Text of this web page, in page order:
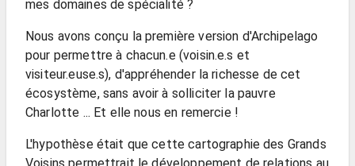
mes domaines de spécialité ?
Nous avons conçu la première version d'Archipelago
pour permettre à chacun.e (voisin.e.s et
visiteur.euse.s), d'appréhender la richesse de cet
écosystème, sans avoir à solliciter la pauvre
Charlotte ... Et elle nous en remercie !
L'hypothèse était que cette cartographie des Grands